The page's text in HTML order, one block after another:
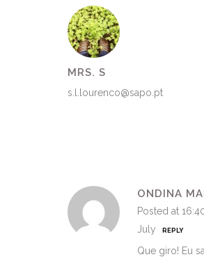
MRS. S
s.l.lourenco@sapo.pt
ONDINA
Posted at
July
REPLY
Que giro! Eu